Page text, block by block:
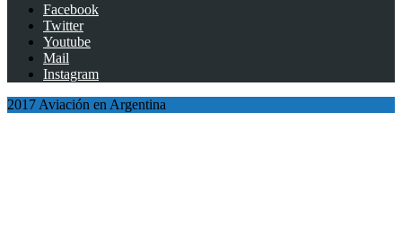
Facebook
Twitter
Youtube
Mail
Instagram
2017 Aviación en Argentina